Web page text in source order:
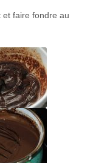
et faire fondre au